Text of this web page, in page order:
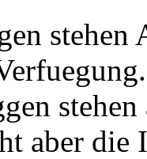
aber die